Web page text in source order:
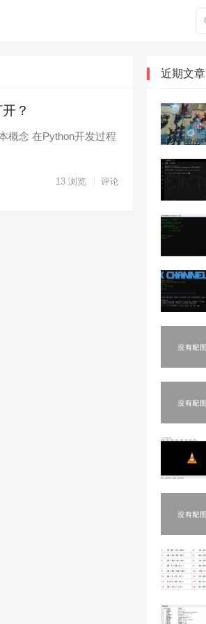
？
概念 在Python开发过程
13 浏览 评论
近期文章